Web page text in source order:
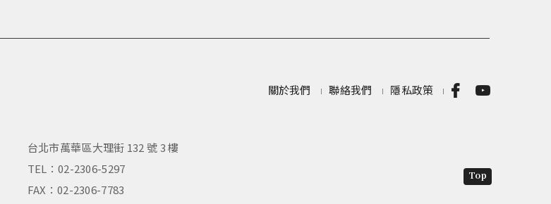
關於我們 聯絡我們 隱私政策
台北市萬華區大理街 132 號 3 樓
TEL：02-2306-5297
FAX：02-2306-7783
Top